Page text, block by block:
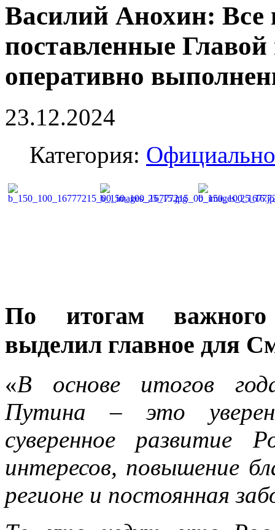
Василий Анохин: Все
поставленные Главой
оперативно
23.12.2024
Категория: Официально
По итогам важного
выделил главное для
«В основе итогов
Путина – это
суверенное развитие
интересов, повышение
регионе и постоянная